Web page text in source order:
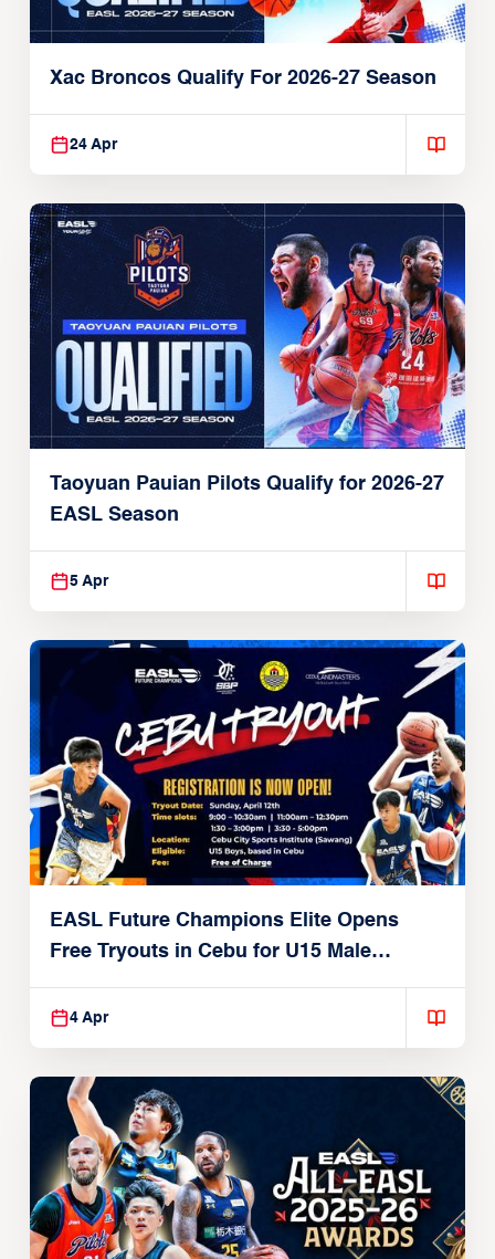
Xac Broncos Qualify For 2026-27 Season
24 Apr
Taoyuan Pauian Pilots Qualify for 2026-27
EASL Season
5 Apr
EASL Future Champions Elite Opens
Free Tryouts in Cebu for U15 Male
Players
4 Apr